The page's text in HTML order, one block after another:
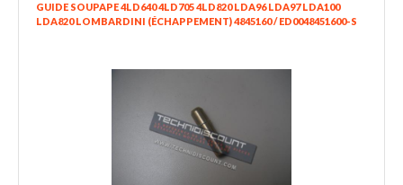
GUIDE SOUPAPE 4LD640 4LD705 4LD820 LDA96 LDA97 LDA100
LDA820 LOMBARDINI (ÉCHAPPEMENT) 4845160 / ED0048451600-S